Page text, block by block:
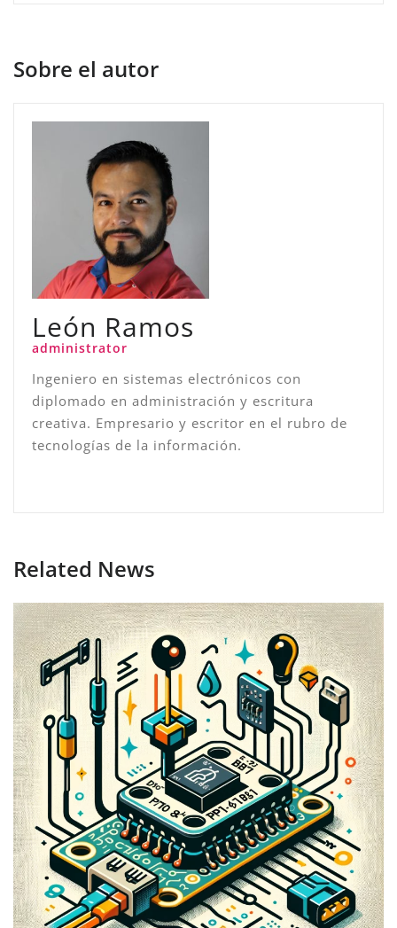
Sobre el autor
León Ramos
administrator
Ingeniero en sistemas electrónicos con
diplomado en administración y escritura
creativa. Empresario y escritor en el rubro de
tecnologías de la información.
Related News